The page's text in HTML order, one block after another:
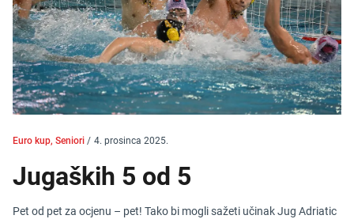
Euro kup, Seniori / 4. prosinca 2025.
Jugaških 5 od 5
Pet od pet za ocjenu – pet! Tako bi mogli sažeti učinak Jug Adriatic